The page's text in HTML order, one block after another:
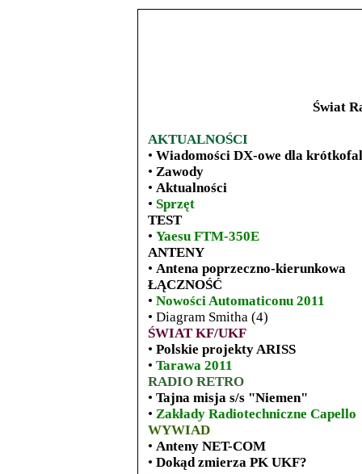
Świat
AKTUALNOŚCI
• Wiadomości DX-owe dla
• Zawody
• Aktualności
• Sprzęt
TEST
• Yaesu FTM-350E
ANTENY
• Antena poprzeczno-kierunkowa
ŁĄCZNOŚĆ
• Nowości Automaticonu 2011
• Diagram Smitha (4)
ŚWIAT KF/UKF
• Polskie projekty ARISS
• Tarawa 2011
RADIO RETRO
• Tajna misja s/s "Niemen"
• Zakłady Radiotechniczne Capello
WYWIAD
• Anteny NET-COM
• Dokąd zmierza PK UKF?